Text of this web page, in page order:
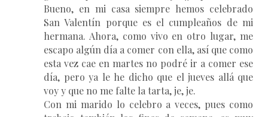
Bueno, en mi casa siempre hemos celebrado
San Valentín porque es el cumpleaños de mi
hermana. Ahora, como vivo en otro lugar, me
escapo algún día a comer con ella, así que como
esta vez cae en martes no podré ir a comer ese
día, pero ya le he dicho que el jueves allá que
voy y que no me falte la tarta, je, je.
Con mi marido lo celebro a veces, pues como